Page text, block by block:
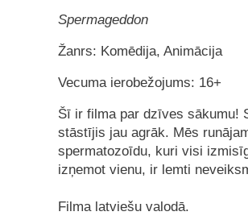
Spermageddon
Žanrs: Komēdija, Animācija
Vecuma ierobežojums: 16+
Šī ir filma par dzīves sākumu!
stāstījis jau agrāk. Mēs
spermatozoīdu, kuri visi
izņemot vienu, ir lemti
Filma latviešu valodā.